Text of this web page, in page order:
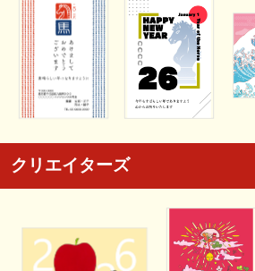
クリエイターズ